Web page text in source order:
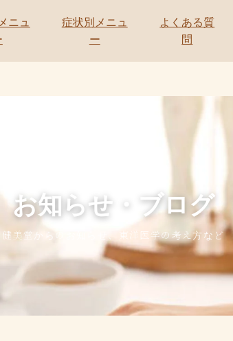
ニュ
症状別メニュ
ー
よくある質
問
お知らせ・ブログ
健美堂からのお知らせ、東洋医学の考え方など